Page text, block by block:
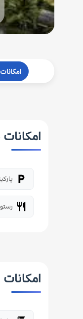
local_parking
restaurant
امکانات